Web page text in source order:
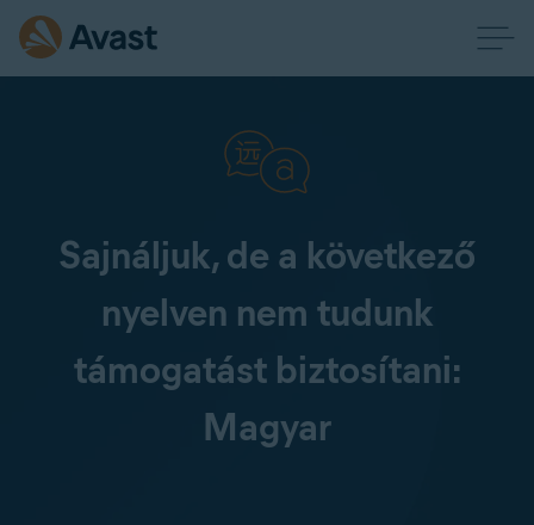
Sajnáljuk, de a következő
nyelven nem tudunk
támogatást biztosítani:
Magyar